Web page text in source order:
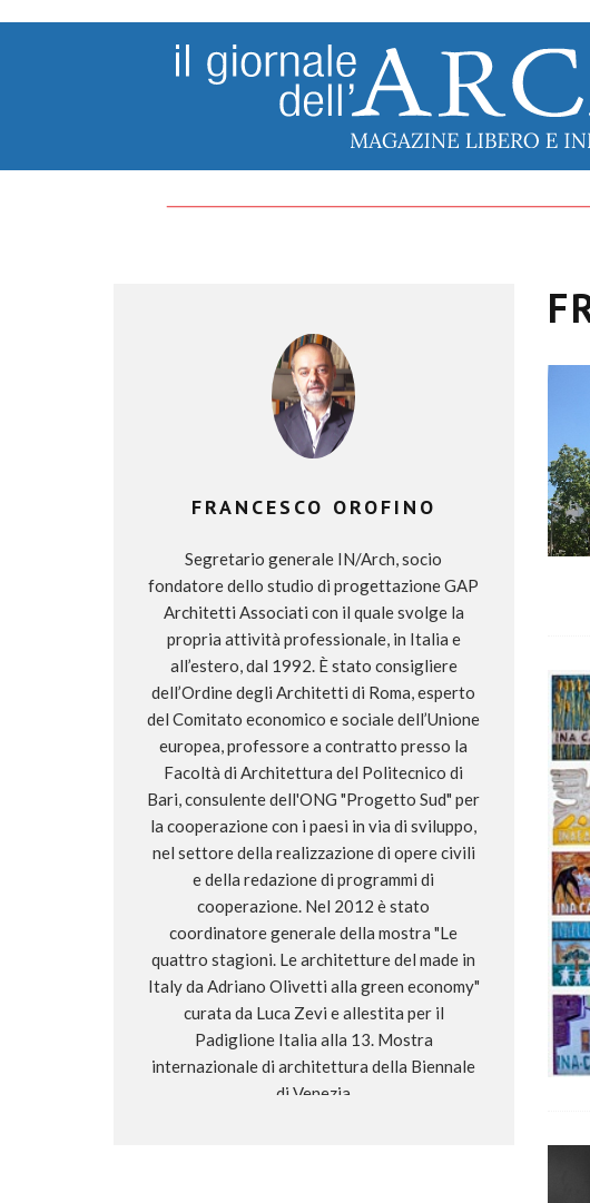
FRANCESCO OROFINO
Segretario generale IN/Arch, socio
fondatore dello studio di progettazione GAP
Architetti Associati con il quale svolge la
propria attività professionale, in Italia e
all’estero, dal 1992. È stato consigliere
dell’Ordine degli Architetti di Roma, esperto
del Comitato economico e sociale dell’Unione
europea, professore a contratto presso la
Facoltà di Architettura del Politecnico di
Bari, consulente dell'ONG "Progetto Sud" per
la cooperazione con i paesi in via di sviluppo,
nel settore della realizzazione di opere civili
e della redazione di programmi di
cooperazione. Nel 2012 è stato
coordinatore generale della mostra "Le
quattro stagioni. Le architetture del made in
Italy da Adriano Olivetti alla green economy"
curata da Luca Zevi e allestita per il
Padiglione Italia alla 13. Mostra
internazionale di architettura della Biennale
di Venezia